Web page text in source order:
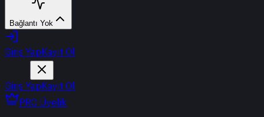
Bağlantı Yok
Giriş YapKayıt Ol
Giriş YapKayıt Ol
PRO Üyelik